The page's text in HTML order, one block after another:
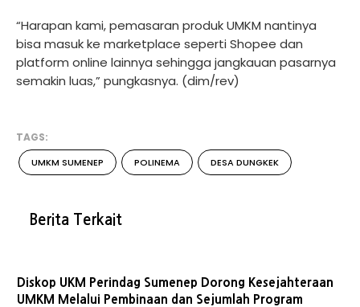
“Harapan kami, pemasaran produk UMKM nantinya
bisa masuk ke marketplace seperti Shopee dan
platform online lainnya sehingga jangkauan pasarnya
semakin luas,” pungkasnya. (dim/rev)
TAGS:
UMKM SUMENEP POLINEMA DESA DUNGKEK
Berita Terkait
Diskop UKM Perindag Sumenep Dorong Kesejahteraan
UMKM Melalui Pembinaan dan Sejumlah Program